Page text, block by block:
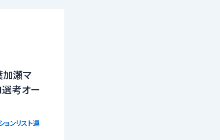
加瀬マ
考オー
ョンリスト運